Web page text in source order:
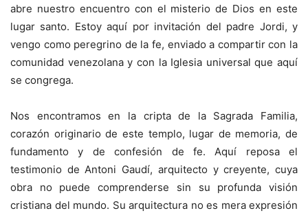
abre nuestro encuentro con el misterio de Dios en este
lugar santo. Estoy aquí por invitación del padre Jordi, y
vengo como peregrino de la fe, enviado a compartir con la
comunidad venezolana y con la Iglesia universal que aquí
se congrega.
Nos encontramos en la cripta de la Sagrada Familia,
corazón originario de este templo, lugar de memoria, de
fundamento y de confesión de fe. Aquí reposa el
testimonio de Antoni Gaudí, arquitecto y creyente, cuya
obra no puede comprenderse sin su profunda visión
cristiana del mundo. Su arquitectura no es mera expresión